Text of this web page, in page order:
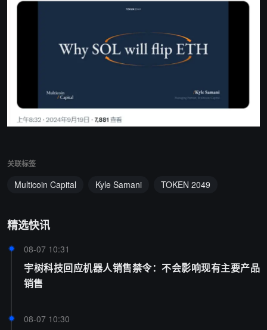
关联标签
Multicoin Capital Kyle Samani TOKEN 2049
精选快讯
08-07 10:31
宇树科技回应机器人销售禁令：不会影响现有主要产品
销售
08-07 10:30